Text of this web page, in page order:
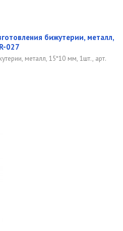
бижутерии, металл,
027
металл, 15*10 мм, 1шт., арт.